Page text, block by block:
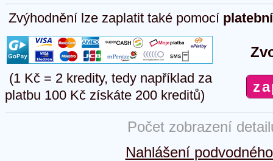
Zvýhodnění lze zaplatit také pomocí
(1 Kč = 2 kredity, tedy například za
platbu 100 Kč získáte 200 kreditů)
Počet zobrazení
Nahlášení